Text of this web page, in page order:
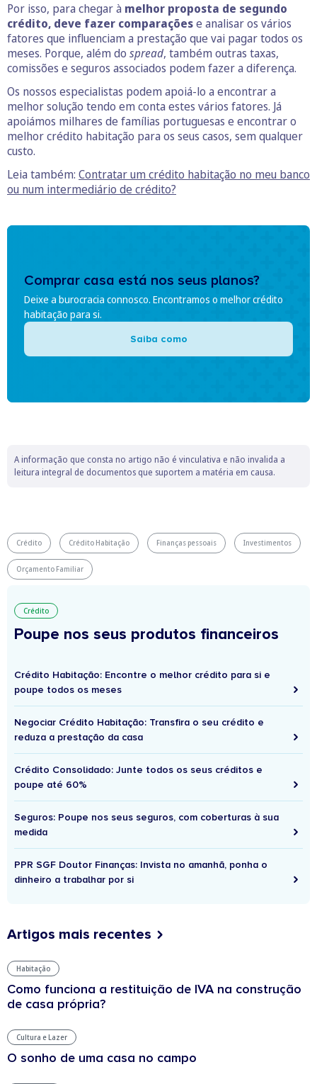
Por isso, para chegar à melhor proposta de segundo
crédito, deve fazer comparaçõese analisar os vários
fatores que influenciam a prestação que vai pagar todos os
meses. Porque, além do spread, também outras taxas,
comissões e seguros associados podem fazer a diferença.
Os nossos especialistas podem apoiá-lo a encontrar a
melhor solução tendo em conta estes vários fatores. Já
apoiámos milhares de famílias portuguesas e encontrar o
melhor crédito habitação para os seus casos, sem qualquer
custo.
Leia também: Contratar um crédito habitação no meu banco
ou num intermediário de crédito?
Comprar casa está nos seus planos?
Deixe a burocracia connosco. Encontramos o melhor crédito
habitação para si.
Saiba como
A informação que consta no artigo não é vinculativa e não invalida a
leitura integral de documentos que suportem a matéria em causa.
Crédito Crédito Habitação Finanças pessoais Investimentos
Orçamento Familiar
Crédito
Poupe nos seus produtos financeiros
Crédito Habitação: Encontre o melhor crédito para si e
poupe todos os meses
Negociar Crédito Habitação: Transfira o seu crédito e
reduza a prestação da casa
Crédito Consolidado: Junte todos os seus créditos e
poupe até 60%
Seguros: Poupe nos seus seguros, com coberturas à sua
medida
PPR SGF Doutor Finanças: Invista no amanhã, ponha o
dinheiro a trabalhar por si
Artigos mais recentes
Habitação
Como funciona a restituição de IVA na construção
de casa própria?
Cultura e Lazer
O sonho de uma casa no campo